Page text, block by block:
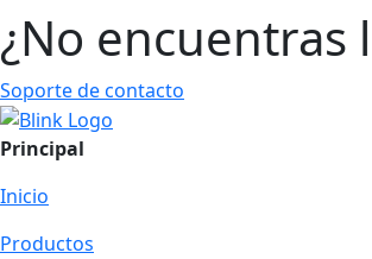
¿No encuentras
Soporte de contacto
Principal
Inicio
Productos